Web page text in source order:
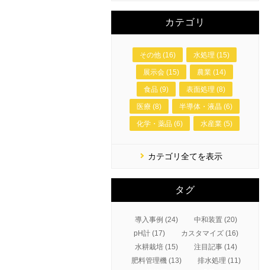
カテゴリ
その他 (16) 水処理 (15)
展示会 (15) 農業 (14)
食品 (9) 表面処理 (8)
医療 (8) 半導体・液晶 (6)
化学・薬品 (6) 水産業 (5)
カテゴリ全てを表示
タグ
導入事例 (24)
中和装置 (20)
pH計 (17)
カスタマイズ (16)
水耕栽培 (15)
注目記事 (14)
肥料管理機 (13)
排水処理 (11)